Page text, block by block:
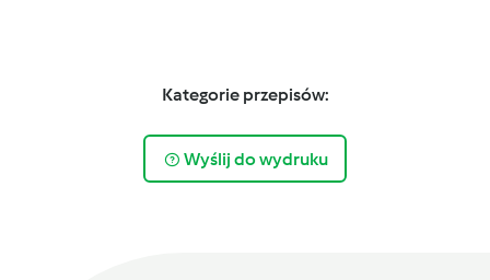
Kategorie przepisów:
Wyślij do wydruku